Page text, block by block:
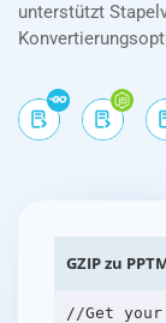
unterstützt
GZIP zu
//Get your